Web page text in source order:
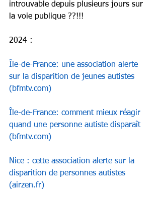
introuvable depuis plusieurs jours sur
la voie publique ??!!!
2024 :
Île-de-France: une association alerte
sur la disparition de jeunes autistes
( bfmtv.com)
Île-de-France: comment mieux réagir
quand une personne autiste disparaît
( bfmtv.com)
Nice : cette association alerte sur la
disparition de personnes autistes
(airzen.fr)